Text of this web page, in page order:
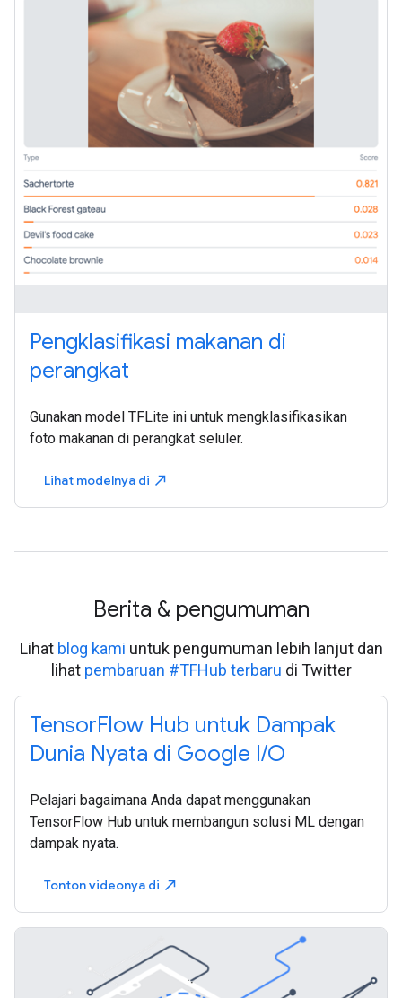
Pengklasifikasi makanan di
perangkat
Gunakan model TFLite ini untuk mengklasifikasikan
foto makanan di perangkat seluler.
Lihat modelnya di north_east
Berita & pengumuman
Lihat blog kami untuk pengumuman lebih lanjut dan
lihat pembaruan #TFHub terbaru di Twitter
TensorFlow Hub untuk Dampak
Dunia Nyata di Google I/O
Pelajari bagaimana Anda dapat menggunakan
TensorFlow Hub untuk membangun solusi ML dengan
dampak nyata.
Tonton videonya di north_east